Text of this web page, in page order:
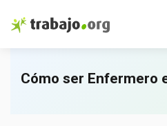
Cómo ser Enfermero